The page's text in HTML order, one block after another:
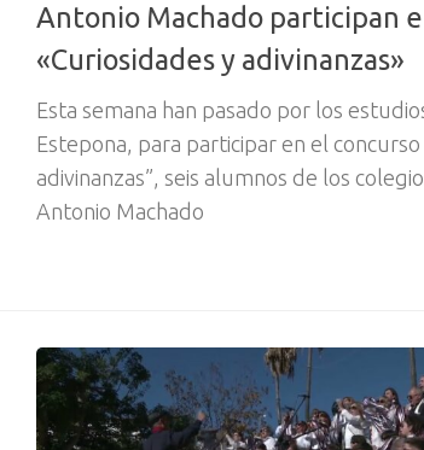
Antonio Machado participan
«Curiosidades y adivinanzas»
Esta semana han pasado por los
Estepona, para participar en el concurso
adivinanzas”, seis alumnos de los
Antonio Machado